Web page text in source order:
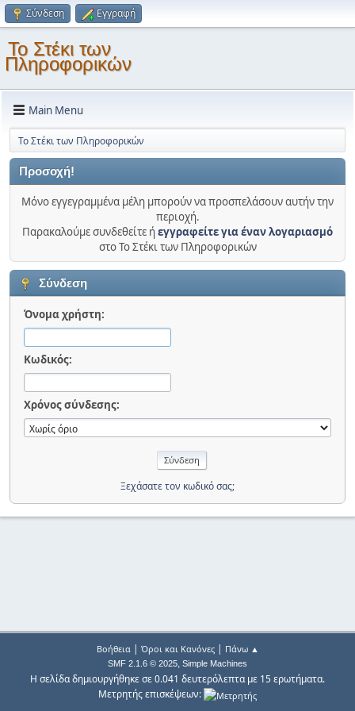
Σύνδεση Εγγραφή
Το Στέκι των
Πληροφορικών
Main Menu
Το Στέκι των Πληροφορικών
Προσοχή!
Μόνο εγγεγραμμένα μέλη μπορούν να προσπελάσουν αυτήν την
περιοχή.
Παρακαλούμε συνδεθείτε ήεγγραφείτε για έναν λογαριασμό
στο Το Στέκι των Πληροφορικών
Σύνδεση
Όνομα χρήστη:
Κωδικός:
Χρόνος σύνδεσης:
Ξεχάσατε τον κωδικό σας;
Βοήθεια| Όροι και Κανόνες| Πάνω ▲
SMF 2.1.6 © 2025, Simple Machines
Η σελίδα δημιουργήθηκε σε 0.041 δευτερόλεπτα με 15 ερωτήματα.
Μετρητής επισκέψεων: